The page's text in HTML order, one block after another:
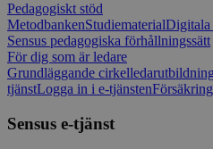
Pedagogiskt stöd
MetodbankenStudiematerialDigitala
Sensus pedagogiska förhållningssätt
För dig som är ledare
Grundläggande
tjänstLogga in i e-tjänsten
Sensus e-tjänst